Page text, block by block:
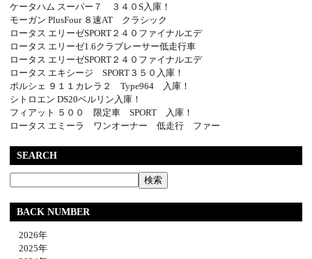
ケータハム スーパー７ ３４０S入庫！
モーガン PlusFour ８速AT クラシック
ロータス エリーゼSPORT２４０ファイナルエデ
ロータス エリーゼ1.6クラブレーサー低走行車
ロータス エリーゼSPORT２４０ファイナルエデ
ロータス エキシージ SPORT３５０入庫！
ポルシェ ９１１カレラ２ Type964 入庫！
シトロエン DS20ベルリン入庫！
フィアット ５００ 限定車 SPORT 入庫！
ロータス エミーラ ワンオーナー 低走行 ファー
SEARCH
BACK NUMBER
2026年
2025年